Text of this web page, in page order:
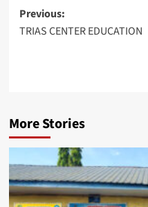
Post
navigation
Previous:
TRIAS CENTER EDUCATION
More Stories